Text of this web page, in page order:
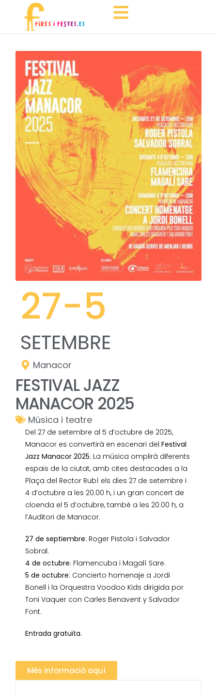
27-5
SETEMBRE
Manacor
FESTIVAL JAZZ
MANACOR 2025
Música i teatre
Del 27 de setembre al 5 d’octubre de 2025,
Manacor es convertirà en escenari delFestival
Jazz Manacor 2025. La música omplirà diferents
espais de la ciutat, amb cites destacades a la
Plaça del Rector Rubí els dies 27 de setembre i
4 d’octubre a les 20.00 h, i un gran concert de
cloenda el 5 d’octubre, també a les 20.00 h, a
l’Auditori de Manacor.
27 de septiembre: Roger Pistola i Salvador
Sobral.
4 de octubre: Flamencuba i Magalí Sare.
5 de octubre: Concierto homenaje a Jordi
Bonell i la Orquestra Voodoo Kids dirigida por
Toni Vaquer con Carles Benavent y Salvador
Font.
Entrada gratuïta.
Més informació aquí